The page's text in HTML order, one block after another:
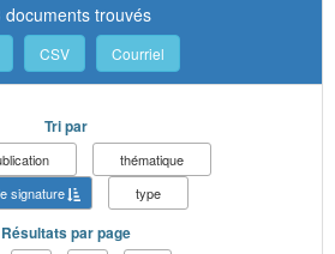
documents trouvés
CSV Courriel
Tri par
thématique
signature
type
Résultats par page